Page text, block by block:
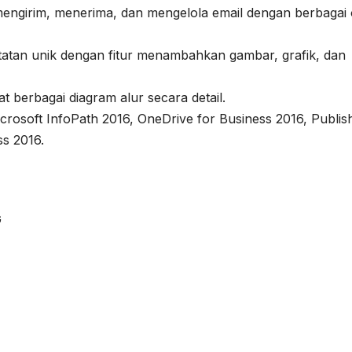
menerima, dan mengelola email dengan berbagai
unik dengan fitur menambahkan gambar, grafik, dan
berbagai diagram alur secara detail.
InfoPath 2016, OneDrive for Business 2016,
2016.